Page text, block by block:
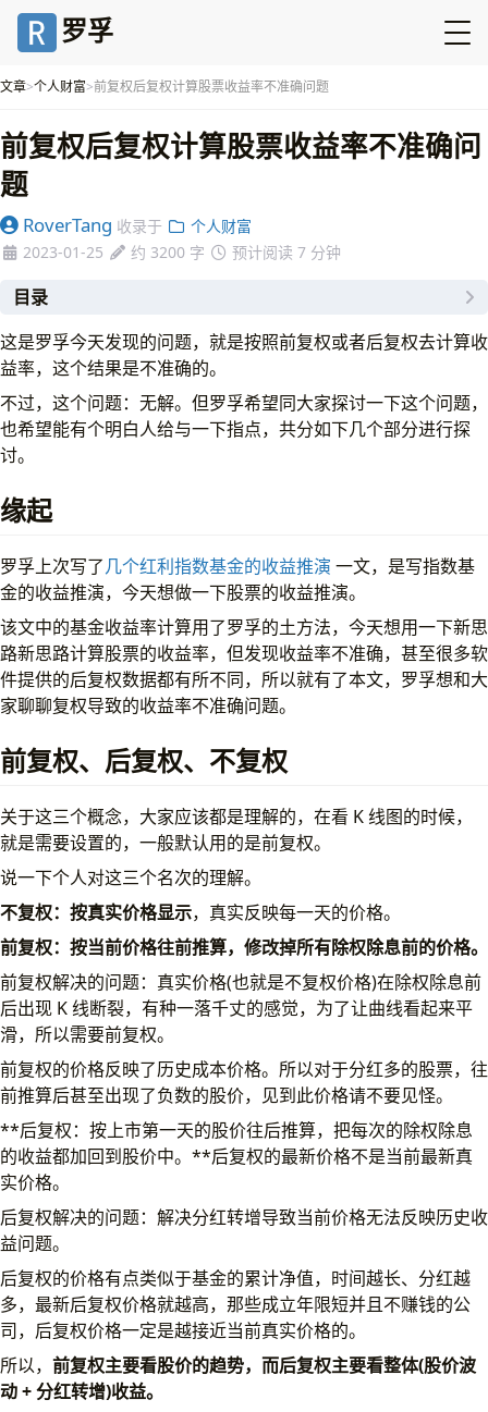
罗孚
文章 个人财富 前复权后复权计算股票收益率不准确问题
前复权后复权计算股票收益率不准确问
题
RoverTang 收录于
个人财富
2023-01-25
约 3200 字 预计阅读 7 分钟
目录
缘起
前复权、后复权、不复权
最笨方法的思路
捷径方法的思路
复权价格的计算方法
真实股票收益率计算器在线版
最后
这是罗孚今天发现的问题，就是按照前复权或者后复权去计算收
益率，这个结果是不准确的。
不过，这个问题：无解。但罗孚希望同大家探讨一下这个问题，
也希望能有个明白人给与一下指点，共分如下几个部分进行探
讨。
缘起
罗孚上次写了几个红利指数基金的收益推演 一文，是写指数基
金的收益推演，今天想做一下股票的收益推演。
该文中的基金收益率计算用了罗孚的土方法，今天想用一下新思
路新思路计算股票的收益率，但发现收益率不准确，甚至很多软
件提供的后复权数据都有所不同，所以就有了本文，罗孚想和大
家聊聊复权导致的收益率不准确问题。
前复权、后复权、不复权
关于这三个概念，大家应该都是理解的，在看 K 线图的时候，
就是需要设置的，一般默认用的是前复权。
说一下个人对这三个名次的理解。
不复权：按真实价格显示，真实反映每一天的价格。
前复权：按当前价格往前推算，修改掉所有除权除息前的价格。
前复权解决的问题：真实价格(也就是不复权价格)在除权除息前
后出现 K 线断裂，有种一落千丈的感觉，为了让曲线看起来平
滑，所以需要前复权。
前复权的价格反映了历史成本价格。所以对于分红多的股票，往
前推算后甚至出现了负数的股价，见到此价格请不要见怪。
**后复权：按上市第一天的股价往后推算，把每次的除权除息
的收益都加回到股价中。**后复权的最新价格不是当前最新真
实价格。
后复权解决的问题：解决分红转增导致当前价格无法反映历史收
益问题。
后复权的价格有点类似于基金的累计净值，时间越长、分红越
多，最新后复权价格就越高，那些成立年限短并且不赚钱的公
司，后复权价格一定是越接近当前真实价格的。
所以， 前复权主要看股价的趋势，而后复权主要看整体(股价波
动 + 分红转增)收益。